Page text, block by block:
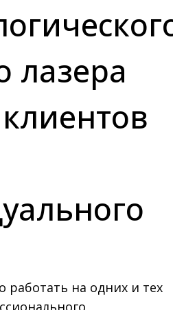
лазера